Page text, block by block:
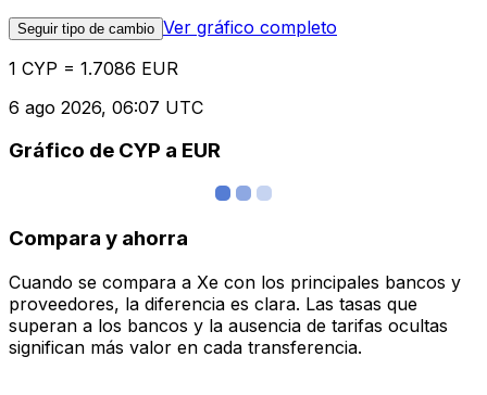
Seguir tipo de cambio Ver gráfico completo
1 CYP = 1.7086 EUR
6 ago 2026, 06:07 UTC
Gráfico de CYP a EUR
Compara y ahorra
Cuando se compara a Xe con los principales bancos y
proveedores, la diferencia es clara. Las tasas que
superan a los bancos y la ausencia de tarifas ocultas
significan más valor en cada transferencia.